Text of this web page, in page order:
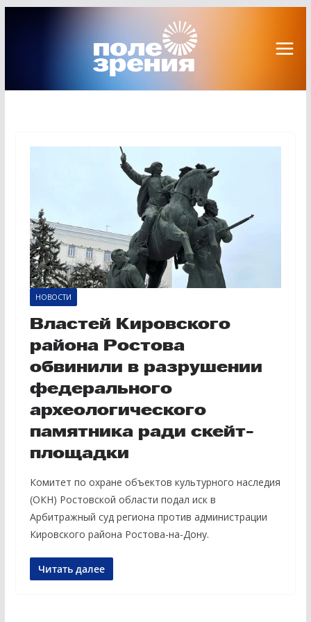
НОВОСТИ
Властей Кировского
района Ростова
обвинили в разрушении
федерального
археологического
памятника ради скейт-
площадки
Комитет по охране объектов культурного наследия
(ОКН) Ростовской области подал иск в
Арбитражный суд региона против администрации
Кировского района Ростова-на-Дону.
Читать далее